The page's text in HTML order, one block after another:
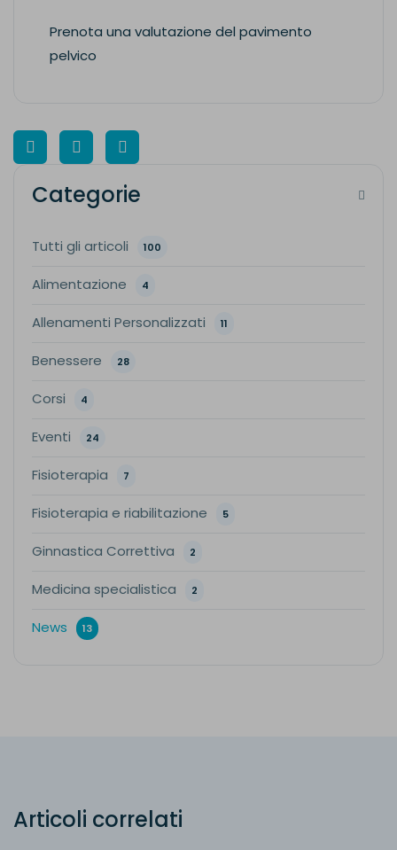
Prenota una valutazione del pavimento
pelvico
Categorie
Tutti gli articoli 100
Alimentazione 4
Allenamenti Personalizzati 11
Benessere 28
Corsi 4
Eventi 24
Fisioterapia 7
Fisioterapia e riabilitazione 5
Ginnastica Correttiva 2
Medicina specialistica 2
News 13
Articoli correlati